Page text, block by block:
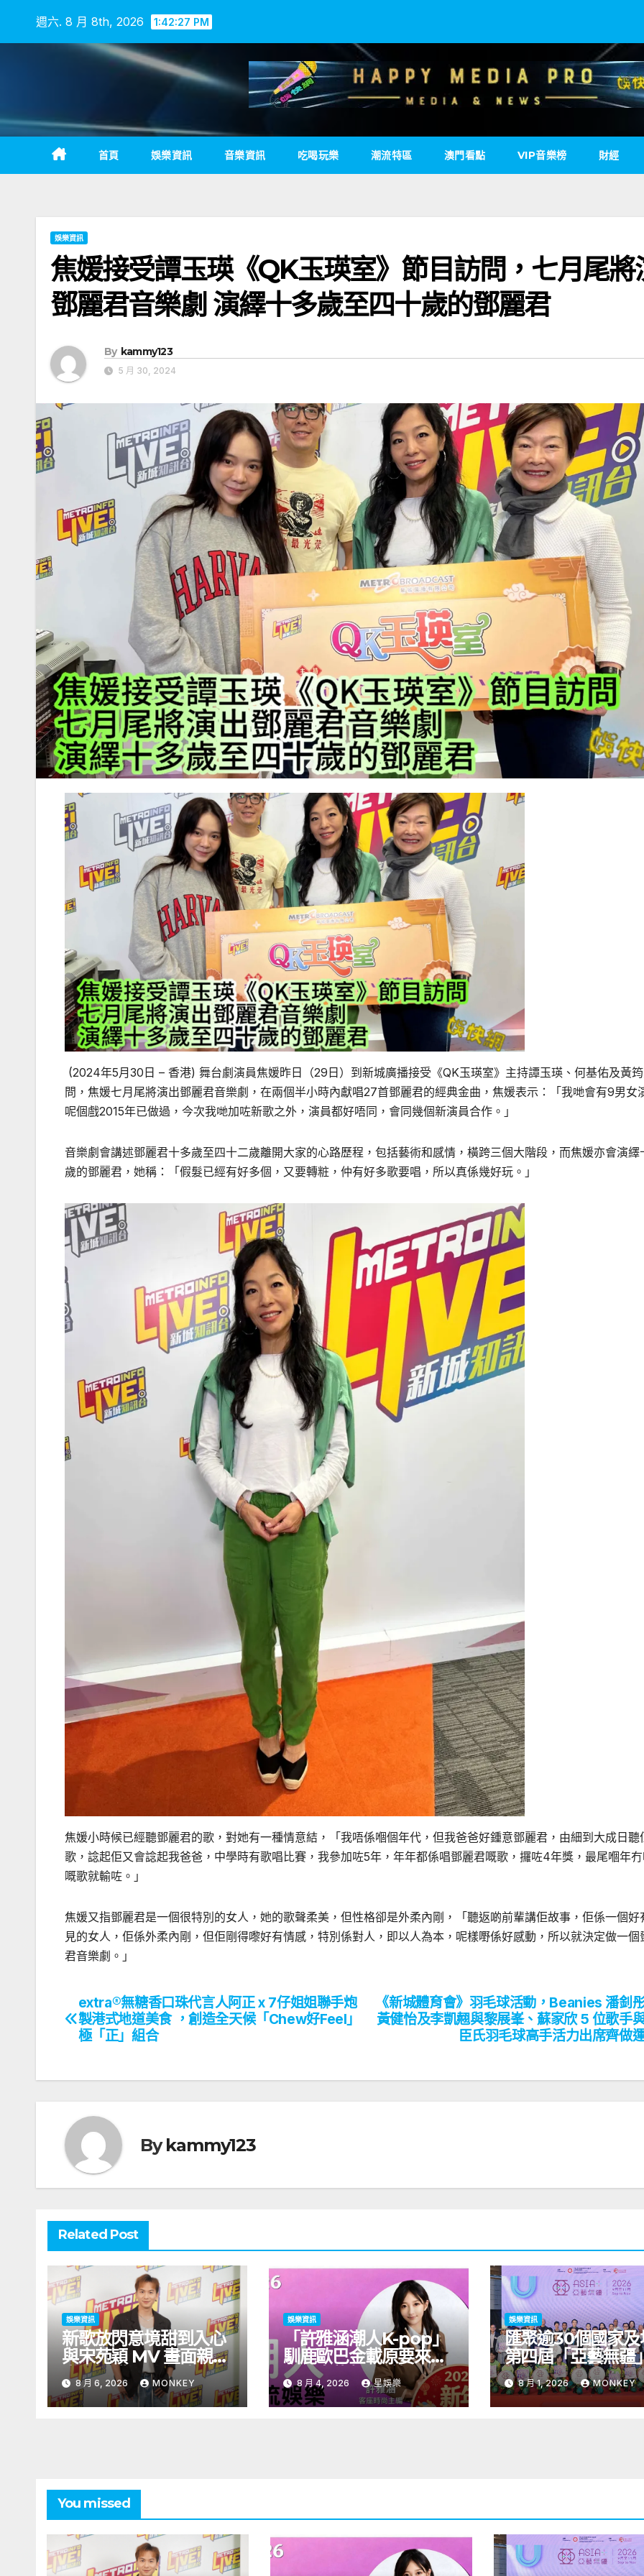
週六. 8 月 8th, 2026 1:42:28 PM
首頁 娛樂資訊 音樂資訊 吃喝玩樂 潮流特區 澳門看點 VIP音樂榜 財經
娛樂資訊
焦媛接受譚玉瑛《QK玉瑛室》節目訪問，七月尾將
鄧麗君音樂劇 演繹十多歲至四十歲的鄧麗君
By kammy123
5 月 30, 2024
(2024年5月30日 – 香港) 舞台劇演員焦媛昨日（29日）到新城廣播接受《QK玉瑛室》主持譚玉瑛、何基佑及黃
問，焦媛七月尾將演出鄧麗君音樂劇，在兩個半小時內獻唱27首鄧麗君的經典金曲，焦媛表示：「我哋會有9男女
呢個戲2015年已做過，今次我哋加咗新歌之外，演員都好唔同，會同幾個新演員合作。」
音樂劇會講述鄧麗君十多歲至四十二歲離開大家的心路歷程，包括藝術和感情，橫跨三個大階段，而焦媛亦會演繹
歲的鄧麗君，她稱：「假髮已經有好多個，又要轉粧，仲有好多歌要唱，所以真係幾好玩。」
焦媛小時候已經聽鄧麗君的歌，對她有一種情意結，「我唔係嗰個年代，但我爸爸好鍾意鄧麗君，由細到大成日聽
歌，諗起佢又會諗起我爸爸，中學時有歌唱比賽，我參加咗5年，年年都係唱鄧麗君嘅歌，攞咗4年獎，最尾嗰年
嘅歌就輸咗。」
焦媛又指鄧麗君是一個很特別的女人，她的歌聲柔美，但性格卻是外柔內剛，「聽返啲前輩講佢故事，佢係一個好
見的女人，佢係外柔內剛，但佢剛得嚟好有情感，特別係對人，即以人為本，呢樣嘢係好感動，所以就決定做一個
君音樂劇。」
文
章
《新城體育會》羽毛球活動，Beanies 潘釗
黃健怡及李凱翹與黎展峯、蘇家欣 5 位歌手
臣氏羽毛球高手活力出席齊做
extra®️無糖香口珠代言人阿正 x 7仔姐姐聯手炮
製港式地道美食 ，創造全天候「Chew好Feel」
極「正」組合
Bykammy123
Related Post
娛樂資訊
新歌放閃意境甜到入心
與宋苑穎 MV 畫面親暱
太太呷醋 周吉佩廣州一
日三場熱血 Busking
8 月 6, 2026 MONKEY
娛樂資訊
「許雅涵潮人K-pop」
馴鹿歐巴金載原要來台
北！青龍新人首場海外
見面會8/9開搶
8 月 4, 2026 星娛樂
娛樂資訊
匯聚逾30個國家及
第四屆「亞藝無疆
術節將於9至11月
開幕節目《三角演
音樂會演出陣容包
8 月 1, 2026 MONKEY
You missed